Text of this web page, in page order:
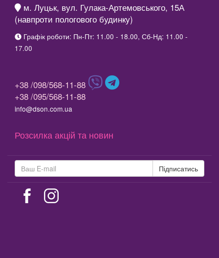
м. Луцьк, вул. Гулака-Артемовського, 15А
(навпроти пологового будинку)
Графік роботи: Пн-Пт: 11.00 - 18.00, Сб-Нд: 11.00 -
17.00
+38 /098/568-11-88
+38 /095/568-11-88
info@dson.com.ua
Розсилка акцій та новин
Підписатись